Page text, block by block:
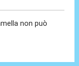
non può